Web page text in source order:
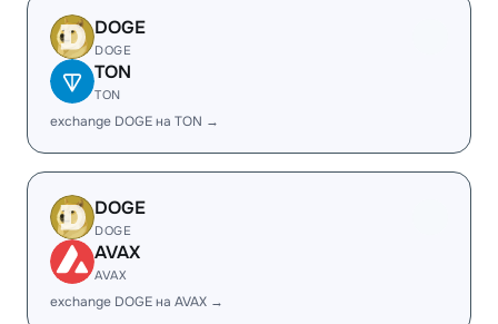
DOGE
DOGE
TON
TON
exchange DOGE на TON →
DOGE
DOGE
AVAX
AVAX
exchange DOGE на AVAX →